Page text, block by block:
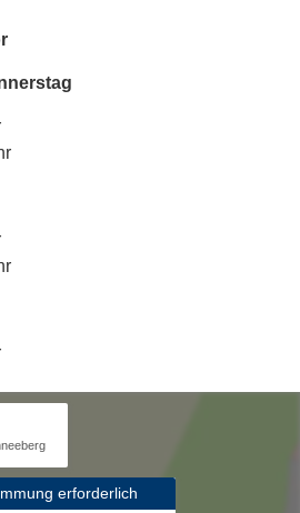
erforderlich